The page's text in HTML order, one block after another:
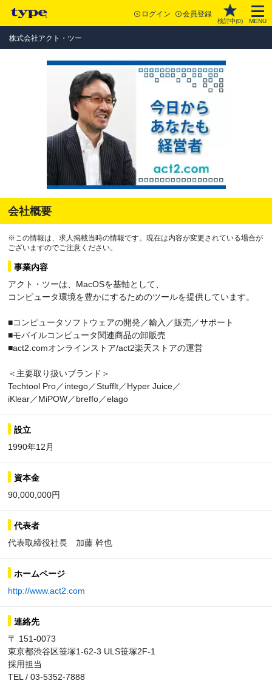
ログイン 会員登録
検討中(0) MENU
株式会社アクト・ツー
会社概要
※この情報は、求人掲載当時の情報です。現在は内容が変更されている場合が
ございますのでご注意ください。
事業内容
アクト・ツーは、MacOSを基軸として、
コンピュータ環境を豊かにするためのツールを提供しています。
■コンピュータソフトウェアの開発／輸入／販売／サポート
■モバイルコンピュータ関連商品の卸販売
■act2.comオンラインストア/act2楽天ストアの運営
＜主要取り扱いブランド＞
Techtool Pro／intego／Stufflt／Hyper Juice／
iKlear／MiPOW／breffo／elago
設立
1990年12月
資本金
90,000,000円
代表者
代表取締役社長 加藤 幹也
ホームページ
http://www.act2.com
連絡先
〒 151-0073
東京都渋谷区笹塚1-62-3 ULS笹塚2F-1
採用担当
TEL / 03-5352-7888